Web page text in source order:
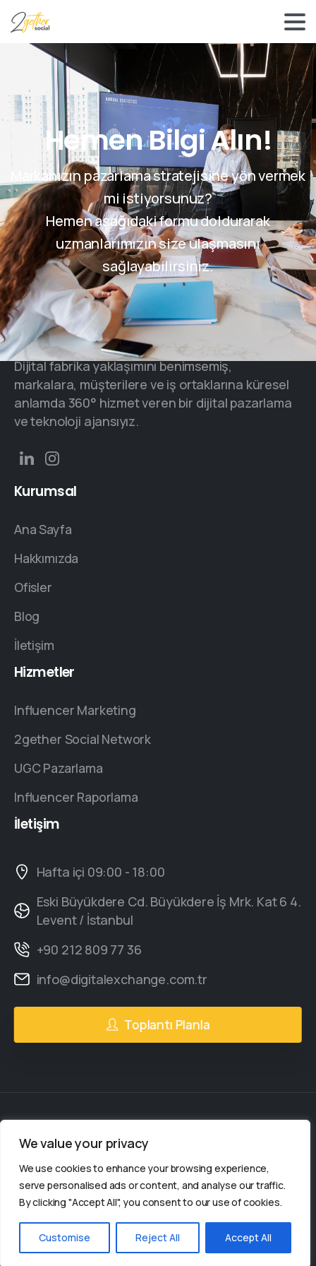
We value your privacy
We use cookies to enhance your browsing experience,
serve personalised ads or content, and analyse our traffic.
By clicking "Accept All", you consent to our use of cookies.
Customise Reject All Accept All
Hemen Bilgi Alın!
Markanızın pazarlama stratejisine yön vermek
mi istiyorsunuz?
Hemen aşağıdaki formu doldurarak
uzmanlarımızın size ulaşmasını
sağlayabilirsiniz.
Dijital fabrika yaklaşımını benimsemiş,
markalara, müşterilere ve iş ortaklarına küresel
anlamda 360° hizmet veren bir dijital pazarlama
ve teknoloji ajansıyız.
Kurumsal
Ana Sayfa
Hakkımızda
Ofisler
Blog
İletişim
Hizmetler
Influencer Marketing
2gether Social Network
UGC Pazarlama
Influencer Raporlama
İletişim
Hafta içi 09:00 - 18:00
Eski Büyükdere Cd. Büyükdere İş Mrk. Kat 6 4.
Levent / İstanbul
+90 212 809 77 36
info@digitalexchange.com.tr
Toplantı Planla
2gether Social © Tüm hakları saklıdır.
2gether Social bir
kuruluşudur.